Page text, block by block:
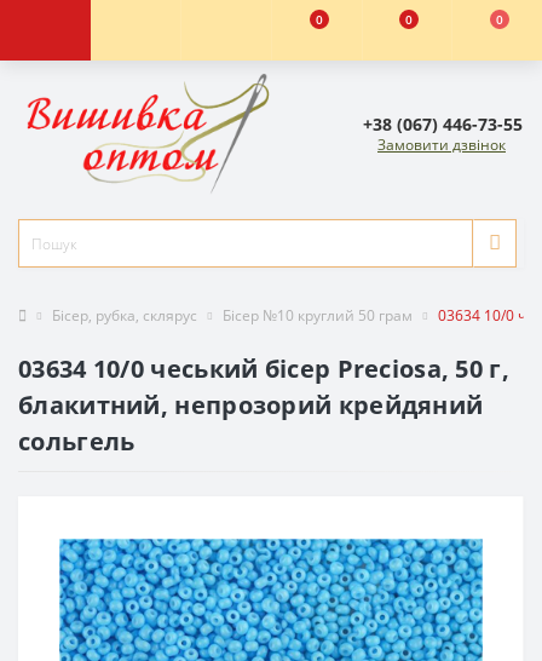
0 0 0
+38 (067) 446-73-55
Замовити дзвінок
Бісер, рубка, склярус Бісер №10 круглий 50 грам 03634 10/0
03634 10/0 чеський бісер Preciosa, 50 г,
блакитний, непрозорий крейдяний
сольгель